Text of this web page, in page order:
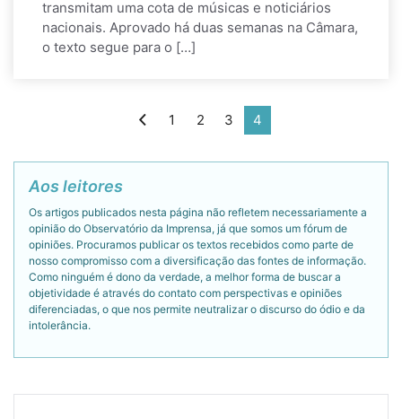
transmitam uma cota de músicas e noticiários
nacionais. Aprovado há duas semanas na Câmara,
o texto segue para o […]
1 2 3 4
Aos leitores
Os artigos publicados nesta página não refletem necessariamente a
opinião do Observatório da Imprensa, já que somos um fórum de
opiniões. Procuramos publicar os textos recebidos como parte de
nosso compromisso com a diversificação das fontes de informação.
Como ninguém é dono da verdade, a melhor forma de buscar a
objetividade é através do contato com perspectivas e opiniões
diferenciadas, o que nos permite neutralizar o discurso do ódio e da
intolerância.